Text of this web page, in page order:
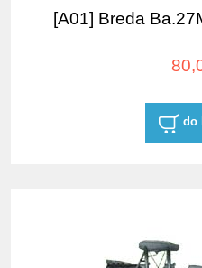
[A01] Breda
do